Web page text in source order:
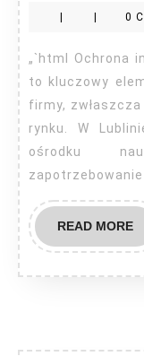
| | 0
„`html Ochrona innowacji i własności intelektualnej
to kluczowy
firmy,
rynku. W
ośrodku
zapotrzebowanie
READ MORE